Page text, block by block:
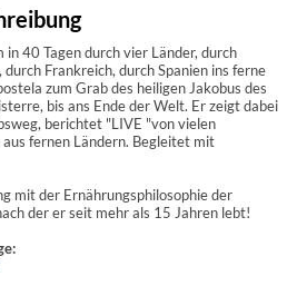
40 Tagen durch vier Länder, durch
Frankreich, durch Spanien ins ferne
zum Grab des heiligen Jakobus des
bis ans Ende der Welt. Er zeigt dabei
berichtet "LIVE "von vielen
fernen Ländern. Begleitet mit
mit der Ernährungsphilosophie der
der er seit mehr als 15 Jahren lebt!